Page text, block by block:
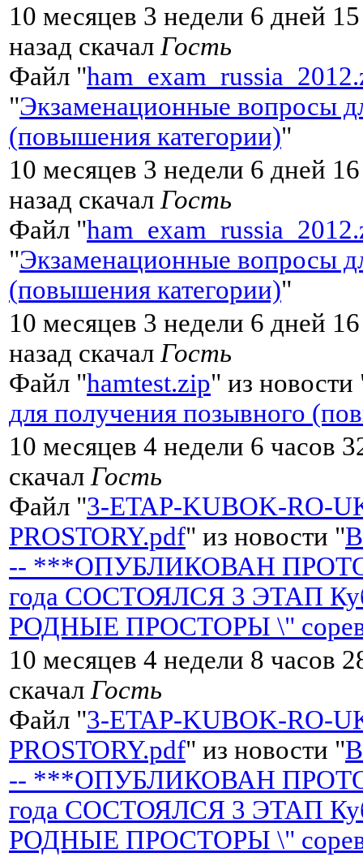
10 месяцев 3 недели 6 дней
назад скачал Гость
Файл "
"Экзаменационные вопросы
(повышения категории)"
10 месяцев 3 недели 6 дней
назад скачал Гость
Файл "
"Экзаменационные вопросы
(повышения категории)"
10 месяцев 3 недели 6 дней
назад скачал Гость
Файл "hamtest.zip" из новости
для получения позывного
10 месяцев 4 недели 6 часов
скачал Гость
Файл "3-ETAP-KUBOK-RO-
PROSTORY.pdf" из новости "
-- ***ОПУБЛИКОВАН
года СОСТОЯЛСЯ 3 ЭТАП
РОДНЫЕ ПРОСТОРЫ \"
10 месяцев 4 недели 8 часов
скачал Гость
Файл "3-ETAP-KUBOK-RO-
PROSTORY.pdf" из новости "
-- ***ОПУБЛИКОВАН
года СОСТОЯЛСЯ 3 ЭТАП
РОДНЫЕ ПРОСТОРЫ \"